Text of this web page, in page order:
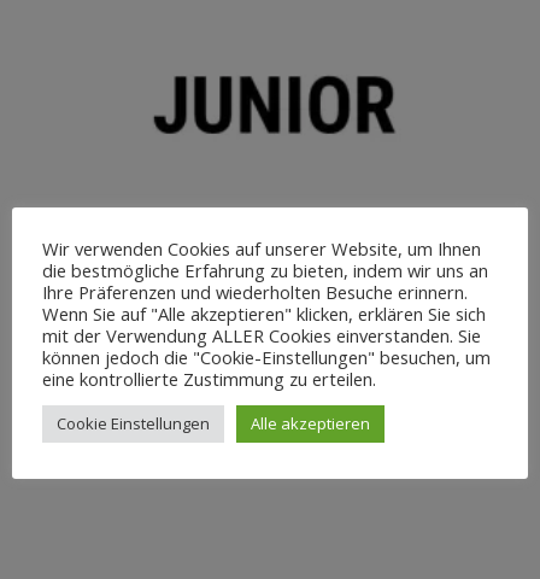
Wir verwenden Cookies auf unserer Website, um Ihnen
die bestmögliche Erfahrung zu bieten, indem wir uns an
Ihre Präferenzen und wiederholten Besuche erinnern.
Wenn Sie auf "Alle akzeptieren" klicken, erklären Sie sich
mit der Verwendung ALLER Cookies einverstanden. Sie
können jedoch die "Cookie-Einstellungen" besuchen, um
eine kontrollierte Zustimmung zu erteilen.
Cookie Einstellungen Alle akzeptieren